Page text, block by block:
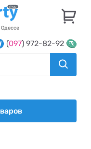
(097) 972-82-92